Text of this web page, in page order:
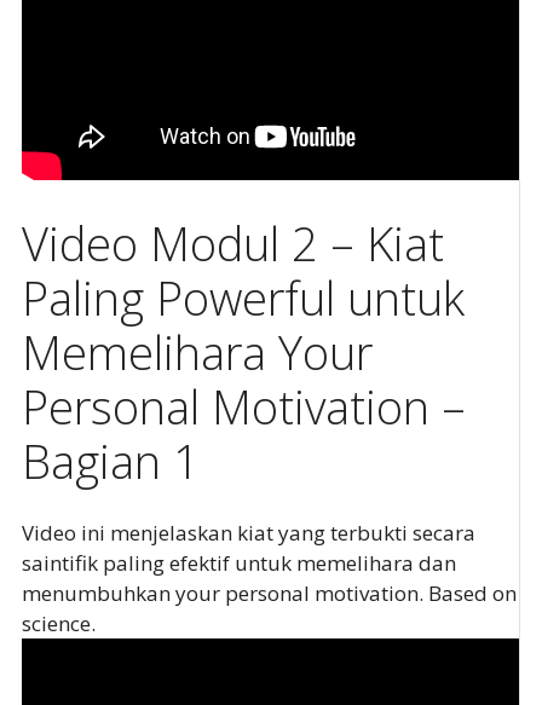
Video Modul 2 – Kiat
Paling Powerful untuk
Memelihara Your
Personal Motivation –
Bagian 1
Video ini menjelaskan kiat yang terbukti secara
saintifik paling efektif untuk memelihara dan
menumbuhkan your personal motivation. Based on
science.